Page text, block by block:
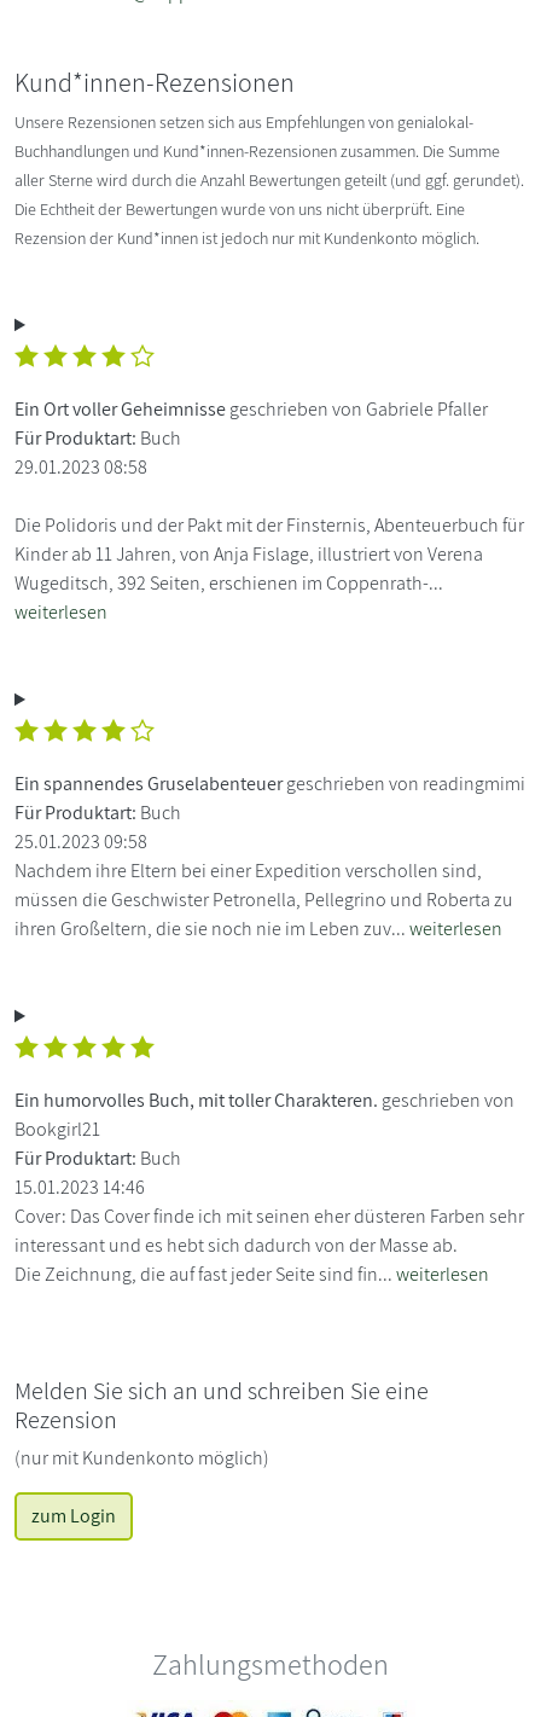
Kund*innen-Rezensionen
Unsere Rezensionen setzen sich aus Empfehlungen von genialokal-
Buchhandlungen und Kund*innen-Rezensionen zusammen. Die Summe
aller Sterne wird durch die Anzahl Bewertungen geteilt (und ggf. gerundet).
Die Echtheit der Bewertungen wurde von uns nicht überprüft. Eine
Rezension der Kund*innen ist jedoch nur mit Kundenkonto möglich.
Ein Ort voller Geheimnissegeschrieben von Gabriele Pfaller
Für Produktart: Buch
29.01.2023 08:58
Die Polidoris und der Pakt mit der Finsternis, Abenteuerbuch für
Kinder ab 11 Jahren, von Anja Fislage, illustriert von Verena
Wugeditsch, 392 Seiten, erschienen im Coppenrath-...
weiterlesen
Ein spannendes Gruselabenteuergeschrieben von readingmimi
Für Produktart: Buch
25.01.2023 09:58
Nachdem ihre Eltern bei einer Expedition verschollen sind,
müssen die Geschwister Petronella, Pellegrino und Roberta zu
ihren Großeltern, die sie noch nie im Leben zuv...weiterlesen
Ein humorvolles Buch, mit toller Charakteren. geschrieben von
Bookgirl21
Für Produktart: Buch
15.01.2023 14:46
Cover: Das Cover finde ich mit seinen eher düsteren Farben sehr
interessant und es hebt sich dadurch von der Masse ab.
Die Zeichnung, die auf fast jeder Seite sind fin...weiterlesen
Melden Sie sich an und schreiben Sie eine
Rezension
(nur mit Kundenkonto möglich)
zum Login
Zahlungsmethoden